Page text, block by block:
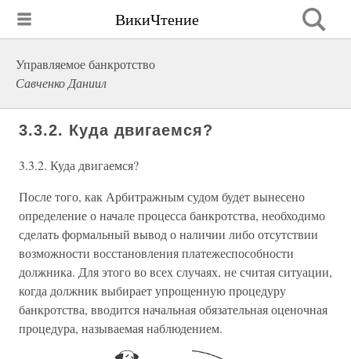
ВикиЧтение
Управляемое банкротство
Савченко Даниил
3.3.2. Куда двигаемся?
3.3.2. Куда двигаемся?
После того, как Арбитражным судом будет вынесено
определение о начале процесса банкротства, необходимо
сделать формальный вывод о наличии либо отсутствии
возможности восстановления платежеспособности
должника. Для этого во всех случаях, не считая ситуации,
когда должник выбирает упрощенную процедуру
банкротства, вводится начальная обязательная оценочная
процедура, называемая наблюдением.